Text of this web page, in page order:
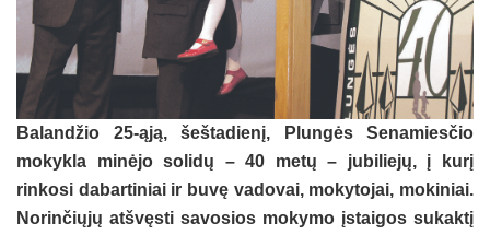
Balandžio 25-ąją, šeštadienį, Plungės Senamiesčio
mokykla minėjo solidų – 40 metų – jubiliejų, į kurį
rinkosi dabartiniai ir buvę vadovai, mokytojai, mokiniai.
Norinčiųjų atšvęsti savosios mokymo įstaigos sukaktį